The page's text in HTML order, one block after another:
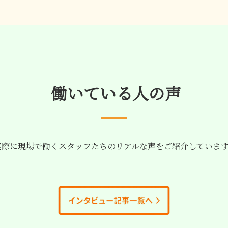
働いている人の声
に現場で働くスタッフたちのリアルな声をご紹介していま